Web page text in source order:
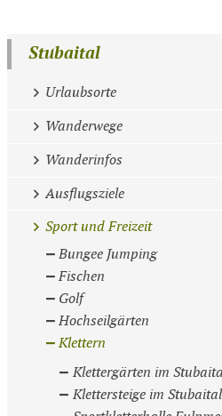
Stubaital
Urlaubsorte
Wanderwege
Wanderinfos
Ausflugsziele
Sport und Freizeit
Bungee Jumping
Fischen
Golf
Hochseilgärten
Klettern
Klettergärten im
Klettersteige im Stubaital